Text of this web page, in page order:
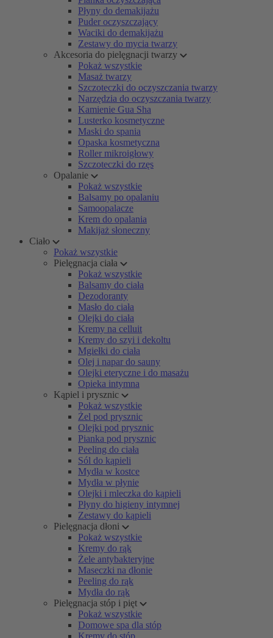
Płyny do demakijażu
Puder oczyszczający
Waciki do demakijażu
Zestawy do mycia twarzy
Akcesoria do pielęgnacji twarzy
Pokaż wszystkie
Masaż twarzy
Szczoteczki do oczyszczania twarzy
Narzędzia do oczyszczania twarzy
Kamienie Gua Sha
Lusterko kosmetyczne
Maski do spania
Opaska kosmetyczna
Roller mikroigłowy
Szczoteczki do rzęs
Opalanie
Pokaż wszystkie
Balsamy po opalaniu
Samoopalacze
Krem do opalania
Makijaż słoneczny
Ciało
Pokaż wszystkie
Pielęgnacja ciała
Pokaż wszystkie
Balsamy do ciała
Dezodoranty
Masło do ciała
Olejki do ciała
Kremy na celluit
Kremy do szyi i dekoltu
Mgiełki do ciała
Olej i napar do sauny
Olejki eteryczne i do masażu
Opieka intymna
Kąpiel i prysznic
Pokaż wszystkie
Żel pod prysznic
Olejki pod prysznic
Pianka pod prysznic
Peeling do ciała
Sól do kąpieli
Mydła w kostce
Mydła w płynie
Olejki i mleczka do kąpieli
Płyny do higieny intymnej
Zestawy do kąpieli
Pielęgnacja dłoni
Pokaż wszystkie
Kremy do rąk
Żele antybakteryjne
Maseczki na dłonie
Peeling do rąk
Mydła do rąk
Pielęgnacja stóp i pięt
Pokaż wszystkie
Domowe spa dla stóp
Kremy do stóp